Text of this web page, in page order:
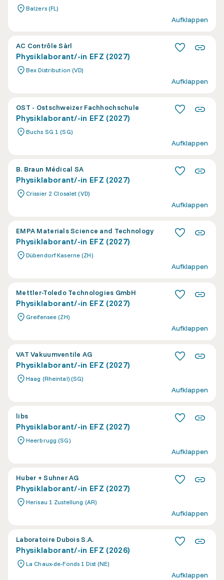
Balzers (FL)
Aufklappen
AC Contrôle Sàrl
Physiklaborant/-in EFZ (2027)
Bex Distribution (VD)
Aufklappen
OST - Ostschweizer Fachhochschule
Physiklaborant/-in EFZ (2027)
Buchs SG 1 (SG)
Aufklappen
B. Braun Médical SA
Physiklaborant/-in EFZ (2027)
Crissier 2 Closalet (VD)
Aufklappen
EMPA Materials Science and Technology
Physiklaborant/-in EFZ (2027)
Dübendorf Kaserne (ZH)
Aufklappen
Mettler-Toledo Technologies GmbH
Physiklaborant/-in EFZ (2027)
Greifensee (ZH)
Aufklappen
VAT Vakuumventile AG
Physiklaborant/-in EFZ (2027)
Haag (Rheintal) (SG)
Aufklappen
libs
Physiklaborant/-in EFZ (2027)
Heerbrugg (SG)
Aufklappen
Huber + Suhner AG
Physiklaborant/-in EFZ (2027)
Herisau 1 Zustellung (AR)
Aufklappen
Laboratoire Dubois S.A.
Physiklaborant/-in EFZ (2026)
La Chaux-de-Fonds 1 Dist (NE)
Aufklappen